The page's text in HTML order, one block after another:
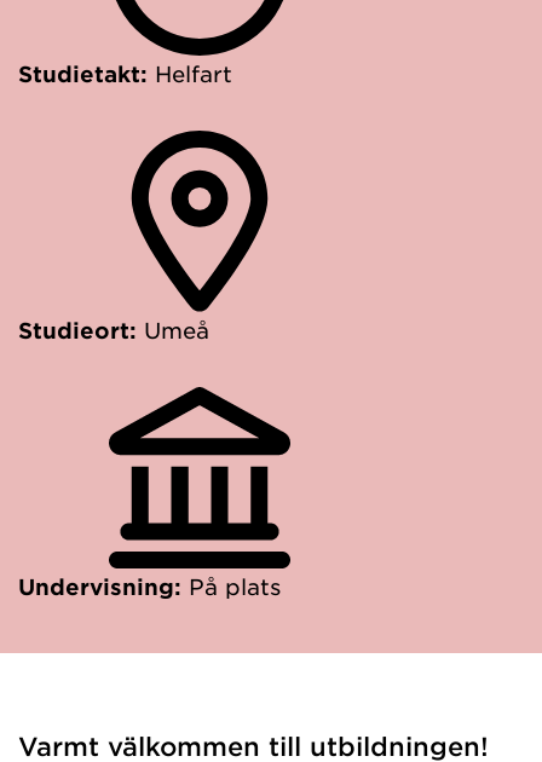
Studietakt: Helfart
Studieort: Umeå
Undervisning: På plats
Varmt välkommen till utbildningen!